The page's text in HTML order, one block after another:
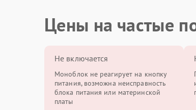
Цены на частые
Не включается
Моноблок не реагирует на кнопку
питания, возможна неисправность
блока питания или материнской
платы